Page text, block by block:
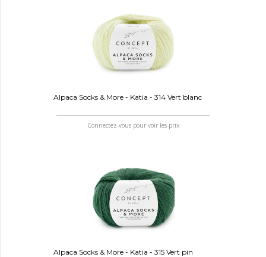
Alpaca Socks & More - Katia - 314 Vert blanc
Connectez-vous pour voir les prix
Alpaca Socks & More - Katia - 315 Vert pin